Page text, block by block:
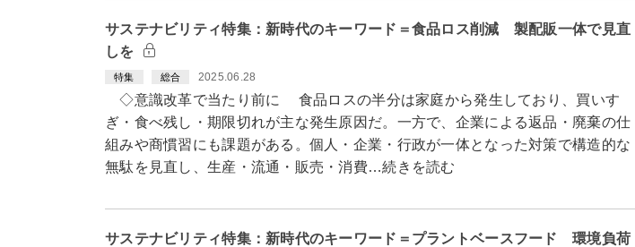
サステナビリティ特集：新時代のキーワード＝食品ロス削減 製配販一体で見直
しを
特集 総合 2025.06.28
◇意識改革で当たり前に 食品ロスの半分は家庭から発生しており、買いす
ぎ・食べ残し・期限切れが主な発生原因だ。一方で、企業による返品・廃棄の仕
組みや商慣習にも課題がある。個人・企業・行政が一体となった対策で構造的な
無駄を見直し、生産・流通・販売・消費…続きを読む
サステナビリティ特集：新時代のキーワード＝プラントベースフード 環境負荷